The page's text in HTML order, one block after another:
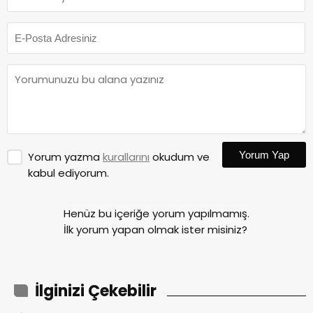
Yorum yazma kurallarını okudum ve
kabul ediyorum.
Yorum Yap
Henüz bu içeriğe yorum yapılmamış.
İlk yorum yapan olmak ister misiniz?
İlginizi Çekebilir